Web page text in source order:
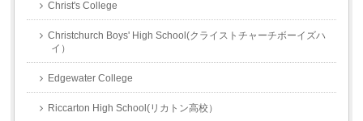
Christ's College
Christchurch Boys' High School(クライストチャーチボーイズハ
イ）
Edgewater College
Riccarton High School(リカトン高校）